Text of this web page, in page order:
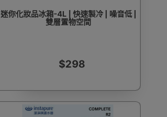
迷你化妝品冰箱-4L | 快速製冷 | 噪音低 |
雙層置物空間
$298